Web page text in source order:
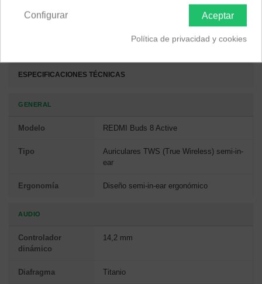
desde tu móvil. Su diseño semi-in-ear ergonómico equilibra el
peso, reduciendo la fatiga y garantizando la comodidad incluso
como negro para adaptarse a tu estilo.
ESPECIFICACIONES TÉCNICAS
GENERAL
Modelo REDMI Buds 8 Active
Tipo
Auriculares TWS (True Wireless) semi-in-
ear
Ergonomía Diseño semi-in-ear ergonómico
AUDIO
Controlador
dinámico
14,2 mm
Diafragma Titanio
Aceptar
Configurar
Política de privacidad y cookies